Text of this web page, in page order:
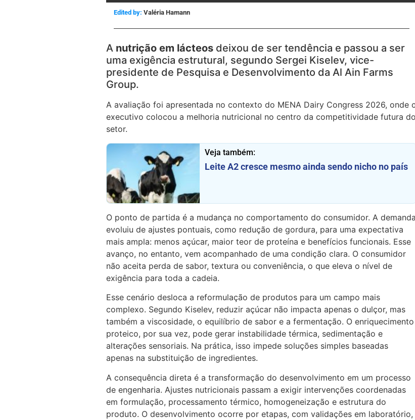
Edited by: Valéria Hamann
A nutrição em lácteos deixou de ser tendência e passou a ser
uma exigência estrutural, segundo Sergei Kiselev, vice-
presidente de Pesquisa e Desenvolvimento da Al Ain Farms
Group.
A avaliação foi apresentada no contexto do MENA Dairy Congress 2026, onde
executivo colocou a melhoria nutricional no centro da competitividade futura do
setor.
Veja também:
Leite A2 cresce mesmo ainda sendo nicho no país
O ponto de partida é a mudança no comportamento do consumidor. A demanda
evoluiu de ajustes pontuais, como redução de gordura, para uma expectativa
mais ampla: menos açúcar, maior teor de proteína e benefícios funcionais. Esse
avanço, no entanto, vem acompanhado de uma condição clara. O consumidor
não aceita perda de sabor, textura ou conveniência, o que eleva o nível de
exigência para toda a cadeia.
Esse cenário desloca a reformulação de produtos para um campo mais
complexo. Segundo Kiselev, reduzir açúcar não impacta apenas o dulçor, mas
também a viscosidade, o equilíbrio de sabor e a fermentação. O enriquecimento
proteico, por sua vez, pode gerar instabilidade térmica, sedimentação e
alterações sensoriais. Na prática, isso impede soluções simples baseadas
apenas na substituição de ingredientes.
A consequência direta é a transformação do desenvolvimento em um processo
de engenharia. Ajustes nutricionais passam a exigir intervenções coordenadas
em formulação, processamento térmico, homogeneização e estrutura do
produto. O desenvolvimento ocorre por etapas, com validações em laboratório,